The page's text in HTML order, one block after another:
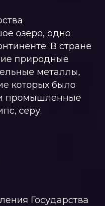
озеро, одно
В стране
природные
металлы,
которых было
промышленные
серу.
Государства